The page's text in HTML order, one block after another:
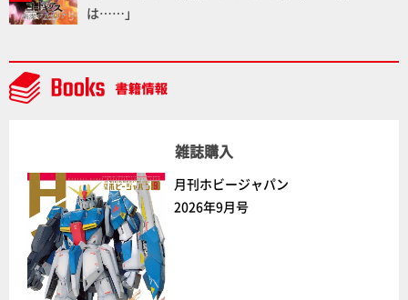
は……」
雑誌購入
月刊ホビージャパン
2026年9月号